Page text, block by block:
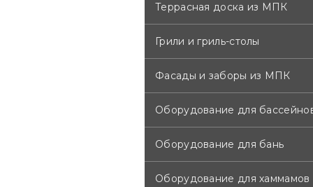
Террасная доска из МПК
Грили и гриль-столы
Фасады и заборы из МПК
Оборудование для
Оборудование для бань
Оборудование для хаммамов